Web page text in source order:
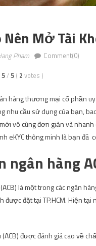
Nên Mở Tài
Pham Comment(0)
5/5 ( 2 votes )
hàng thương mại cổ phần
nhu cầu sử dụng của bạn,
vô cùng đơn giản và
eKYC thông minh là bạn đã
ngân hàng
(ACB) là một trong các ngân
được đặt tại TP.HCM. Hiện
(ACB) được đánh giá cao về